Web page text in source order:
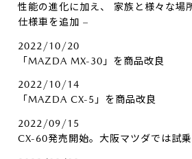
性能の進化に加え、 家族と様々な場
仕様車を追加 –
2022/10/20
「MAZDA MX-30」を商品改良
2022/10/14
「MAZDA CX-5」を商品改良
2022/09/15
CX-60発売開始。大阪マツダでは試乗